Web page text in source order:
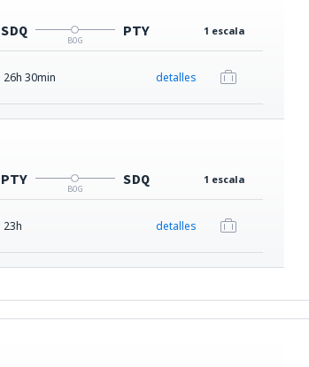
SDQ
BOG
PTY 1 escala
26h 30min detalles
PTY
BOG
SDQ 1 escala
23h detalles